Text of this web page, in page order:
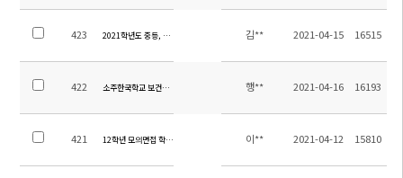
423 2021학년도 중등, 고등 교육과정 편성표(현재 재학 중인 학생)
김** 2021-04-15 16515
422 소주한국학교 보건직 현지채용 공고 행** 2021-04-16 16193
421 12학년 모의면접 학부모 면접관 모집 및 모의면접 참가 학생 신청
이** 2021-04-12 15810